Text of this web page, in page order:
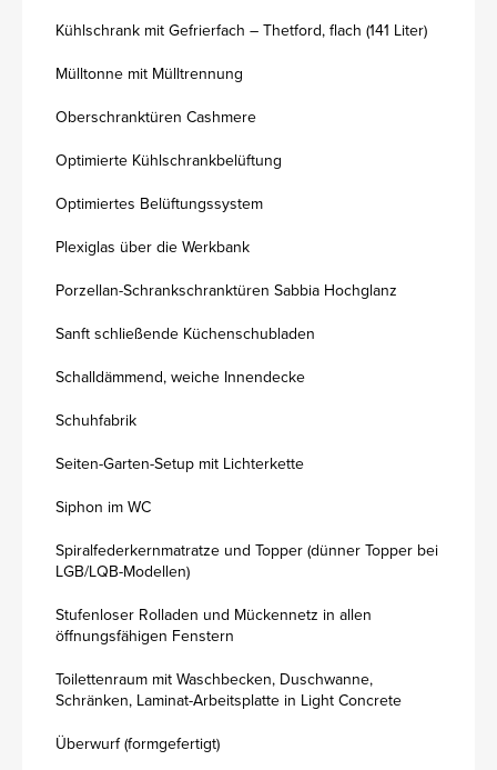
Kühlschrank mit Gefrierfach – Thetford, flach (141 Liter)
Mülltonne mit Mülltrennung
Oberschranktüren Cashmere
Optimierte Kühlschrankbelüftung
Optimiertes Belüftungssystem
Plexiglas über die Werkbank
Porzellan-Schrankschranktüren Sabbia Hochglanz
Sanft schließende Küchenschubladen
Schalldämmend, weiche Innendecke
Schuhfabrik
Seiten-Garten-Setup mit Lichterkette
Siphon im WC
Spiralfederkernmatratze und Topper (dünner Topper bei
LGB/LQB-Modellen)
Stufenloser Rolladen und Mückennetz in allen
öffnungsfähigen Fenstern
Toilettenraum mit Waschbecken, Duschwanne,
Schränken, Laminat-Arbeitsplatte in Light Concrete
Überwurf (formgefertigt)